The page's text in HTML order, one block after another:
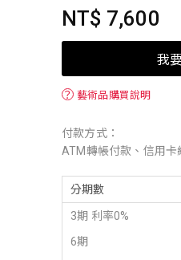
NT$ 7,600
我
？ 藝術品購買說明
付款方式：
ATM轉帳付款、信用卡
分期數
3期 利率0%
6期